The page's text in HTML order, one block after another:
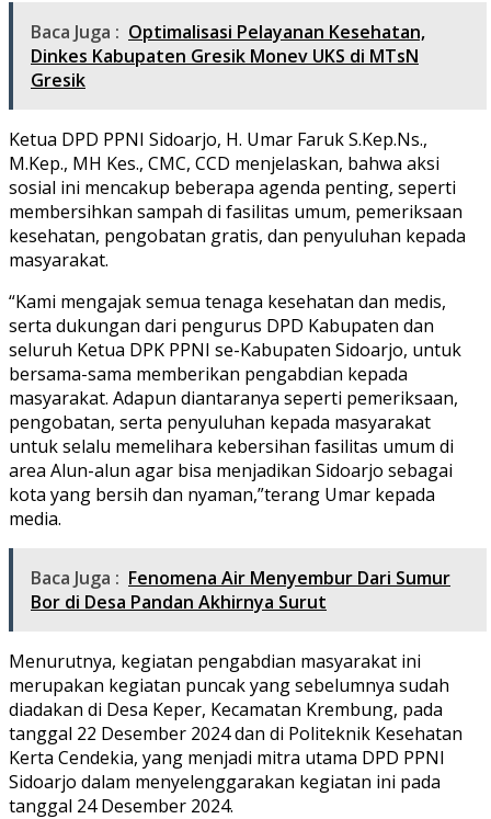
Baca Juga : Optimalisasi Pelayanan Kesehatan,
Dinkes Kabupaten Gresik Monev UKS di MTsN
Gresik
Ketua DPD PPNI Sidoarjo, H. Umar Faruk S.Kep.Ns.,
M.Kep., MH Kes., CMC, CCD menjelaskan, bahwa aksi
sosial ini mencakup beberapa agenda penting, seperti
membersihkan sampah di fasilitas umum, pemeriksaan
kesehatan, pengobatan gratis, dan penyuluhan kepada
masyarakat.
“Kami mengajak semua tenaga kesehatan dan medis,
serta dukungan dari pengurus DPD Kabupaten dan
seluruh Ketua DPK PPNI se-Kabupaten Sidoarjo, untuk
bersama-sama memberikan pengabdian kepada
masyarakat. Adapun diantaranya seperti pemeriksaan,
pengobatan, serta penyuluhan kepada masyarakat
untuk selalu memelihara kebersihan fasilitas umum di
area Alun-alun agar bisa menjadikan Sidoarjo sebagai
kota yang bersih dan nyaman,”terang Umar kepada
media.
Baca Juga : Fenomena Air Menyembur Dari Sumur
Bor di Desa Pandan Akhirnya Surut
Menurutnya, kegiatan pengabdian masyarakat ini
merupakan kegiatan puncak yang sebelumnya sudah
diadakan di Desa Keper, Kecamatan Krembung, pada
tanggal 22 Desember 2024 dan di Politeknik Kesehatan
Kerta Cendekia, yang menjadi mitra utama DPD PPNI
Sidoarjo dalam menyelenggarakan kegiatan ini pada
tanggal 24 Desember 2024.